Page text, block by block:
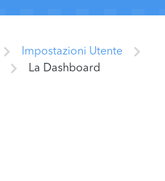
Impostazioni Utente
La Dashboard